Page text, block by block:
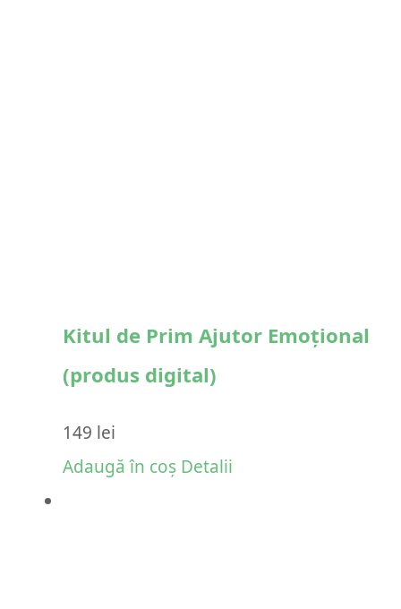
Kitul de Prim Ajutor Emoțional
(produs digital)
149 lei
Adaugă în coș Detalii